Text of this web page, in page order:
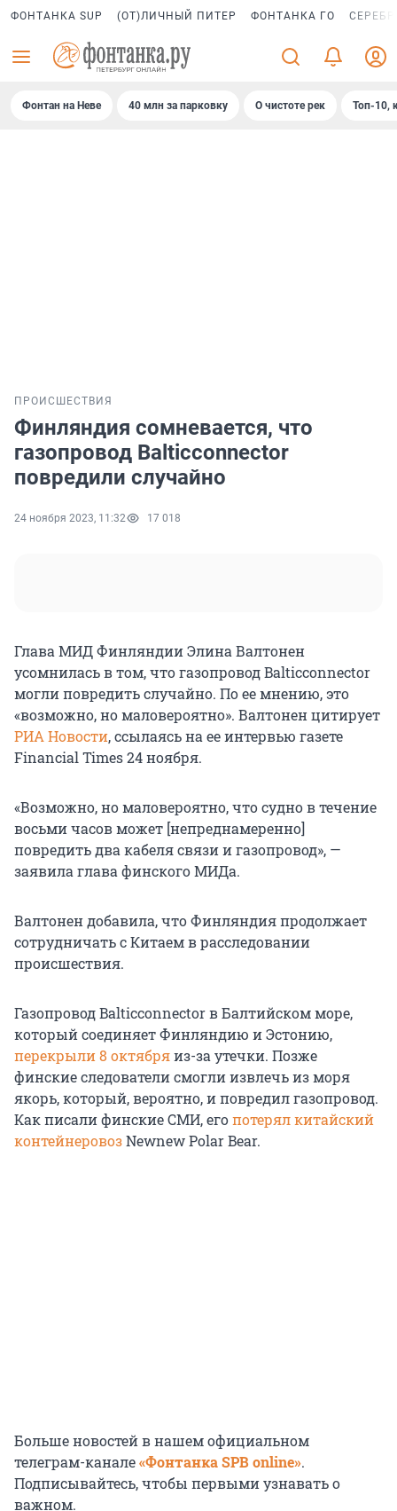
ФОНТАНКА SUP (ОТ)ЛИЧНЫЙ ПИТЕР ФОНТАНКА ГО
Фонтан на Неве 40 млн за парковку О чистоте рек Топ-10,
ПРОИСШЕСТВИЯ
Финляндия сомневается, что
газопровод Balticconnector
повредили случайно
24 ноября 2023, 11:32 17 018
Глава МИД Финляндии Элина Валтонен
усомнилась в том, что газопровод Balticconnector
могли повредить случайно. По ее мнению, это
«возможно, но маловероятно». Валтонен цитирует
РИА Новости, ссылаясь на ее интервью газете
Financial Times 24 ноября.
«Возможно, но маловероятно, что судно в течение
восьми часов может [непреднамеренно]
повредить два кабеля связи и газопровод», —
заявила глава финского МИДа.
Валтонен добавила, что Финляндия продолжает
сотрудничать с Китаем в расследовании
происшествия.
Газопровод Balticconnector в Балтийском море,
который соединяет Финляндию и Эстонию,
перекрыли 8 октябряиз-за утечки. Позже
финские следователи смогли извлечь из моря
якорь, который, вероятно, и повредил газопровод.
Как писали финские СМИ, егопотерял китайский
контейнеровозNewnew Polar Bear.
Больше новостей в нашем официальном
телеграм-канале«Фонтанка SPB online».
Подписывайтесь, чтобы первыми узнавать о
важном.